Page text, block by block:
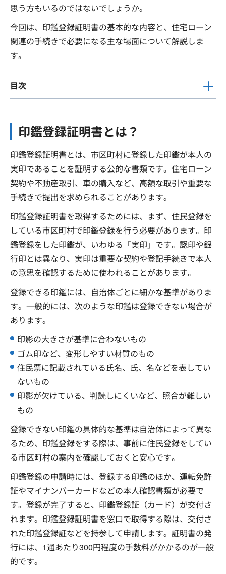
思う方もいるのではないでしょうか。
今回は、印鑑登録証明書の基本的な内容と、住宅ローン
関連の手続きで必要になる主な場面について解説しま
す。
目次
印鑑登録証明書とは？
印鑑登録証明書とは、市区町村に登録した印鑑が本人の
実印であることを証明する公的な書類です。住宅ローン
契約や不動産取引、車の購入など、高額な取引や重要な
手続きで提出を求められることがあります。
印鑑登録証明書を取得するためには、まず、住民登録を
している市区町村で印鑑登録を行う必要があります。印
鑑登録をした印鑑が、いわゆる「実印」です。認印や銀
行印とは異なり、実印は重要な契約や登記手続きで本人
の意思を確認するために使われることがあります。
登録できる印鑑には、自治体ごとに細かな基準がありま
す。一般的には、次のような印鑑は登録できない場合が
あります。
印影の大きさが基準に合わないもの
ゴム印など、変形しやすい材質のもの
住民票に記載されている氏名、氏、名などを表してい
ないもの
印影が欠けている、判読しにくいなど、照合が難しい
もの
登録できない印鑑の具体的な基準は自治体によって異な
るため、印鑑登録をする際は、事前に住民登録をしてい
る市区町村の案内を確認しておくと安心です。
印鑑登録の申請時には、登録する印鑑のほか、運転免許
証やマイナンバーカードなどの本人確認書類が必要で
す。登録が完了すると、印鑑登録証（カード）が交付さ
れます。印鑑登録証明書を窓口で取得する際は、交付さ
れた印鑑登録証などを持参して申請します。証明書の発
行には、1通あたり300円程度の手数料がかかるのが一般
的です。